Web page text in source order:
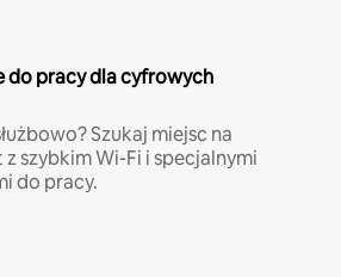
do pracy dla cyfrowych
Szukaj miejsc na
z szybkim Wi-Fi i specjalnymi
do pracy.